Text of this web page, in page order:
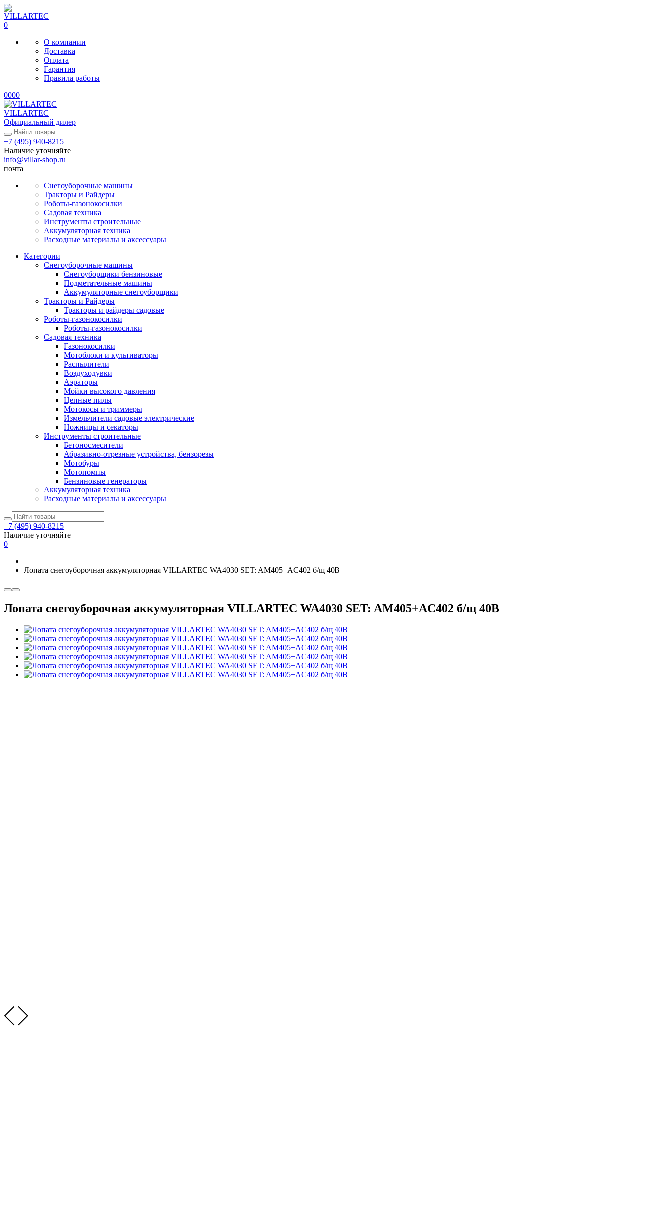
0
О компании
Доставка
Оплата
Гарантия
Правила работы
0000
VILLARTEC
Официальный дилер
+7 (495) 940-8215
Наличие уточняйте
info@villar-shop.ru
почта
Снегоуборочные машины
Тракторы и Райдеры
Роботы-газонокосилки
Садовая техника
Инструменты строительные
Аккумуляторная техника
Расходные материалы и аксессуары
Категории
Снегоуборочные машины
Снегоуборщики бензиновые
Подметательные машины
Аккумуляторные снегоуборщики
Тракторы и Райдеры
Тракторы и райдеры садовые
Роботы-газонокосилки
Роботы-газонокосилки
Садовая техника
Газонокосилки
Мотоблоки и культиваторы
Распылители
Воздуходувки
Аэраторы
Мойки высокого давления
Цепные пилы
Мотокосы и триммеры
Измельчители садовые электрические
Ножницы и секаторы
Инструменты строительные
Бетоносмесители
Абразивно-отрезные устройства, бензорезы
Мотобуры
Мотопомпы
Бензиновые генераторы
Аккумуляторная техника
Расходные материалы и аксессуары
+7 (495) 940-8215
Наличие уточняйте
0
Лопата снегоуборочная аккумуляторная VILLARTEC WA4030 SET: AM405+AC402 б/щ 40В
Лопата снегоуборочная аккумуляторная VILLARTEC WA4030 SET: AM405+AC402 б/щ 40В